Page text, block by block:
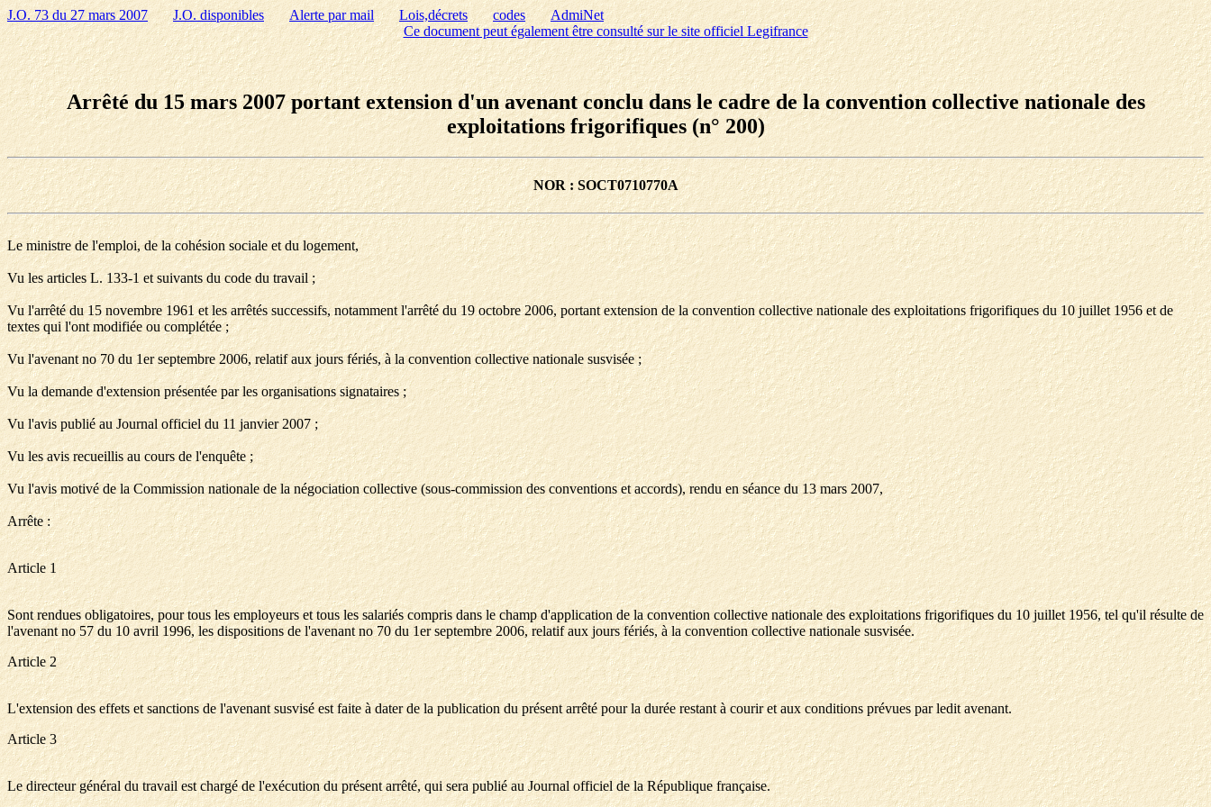
J.O. 73 du 27 mars 2007 J.O. disponibles Alerte par mail Lois,décrets codes
AdmiNet
Ce document peut également être consulté sur le site officiel Legifrance
Arrêté du 15 mars 2007 portant extension d'un avenant conclu dans le cadre de la convention collective nationale des
exploitations frigorifiques (n° 200)
NOR : SOCT0710770A
Le ministre de l'emploi, de la cohésion sociale et du logement,
Vu les articles L. 133-1 et suivants du code du travail ;
Vu l'arrêté du 15 novembre 1961 et les arrêtés successifs, notamment l'arrêté du 19 octobre 2006, portant extension de la convention collective nationale des exploitations frigorifiques du 10 juillet 1956 et de
textes qui l'ont modifiée ou complétée ;
Vu l'avenant no 70 du 1er septembre 2006, relatif aux jours fériés, à la convention collective nationale susvisée ;
Vu la demande d'extension présentée par les organisations signataires ;
Vu l'avis publié au Journal officiel du 11 janvier 2007 ;
Vu les avis recueillis au cours de l'enquête ;
Vu l'avis motivé de la Commission nationale de la négociation collective (sous-commission des conventions et accords), rendu en séance du 13 mars 2007,
Arrête :
Article 1
Sont rendues obligatoires, pour tous les employeurs et tous les salariés compris dans le champ d'application de la convention collective nationale des exploitations frigorifiques du 10 juillet 1956, tel qu'il résulte de
l'avenant no 57 du 10 avril 1996, les dispositions de l'avenant no 70 du 1er septembre 2006, relatif aux jours fériés, à la convention collective nationale susvisée.
Article 2
L'extension des effets et sanctions de l'avenant susvisé est faite à dater de la publication du présent arrêté pour la durée restant à courir et aux conditions prévues par ledit avenant.
Article 3
Le directeur général du travail est chargé de l'exécution du présent arrêté, qui sera publié au Journal officiel de la République française.